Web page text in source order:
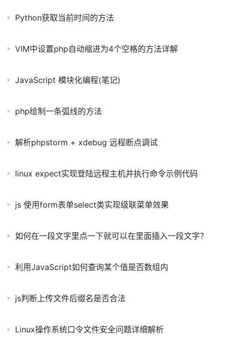
Python获取当前时间的方法
VIM中设置php自动缩进为4个空格的方法详解
JavaScript 模块化编程(笔记)
php绘制一条弧线的方法
解析phpstorm + xdebug 远程断点调试
linux expect实现登陆远程主机并执行命令示例代码
js 使用form表单select类实现级联菜单效果
如何在一段文字里点一下就可以在里面插入一段文字？
利用JavaScript如何查询某个值是否数组内
js判断上传文件后缀名是否合法
Linux操作系统口令文件安全问题详细解析